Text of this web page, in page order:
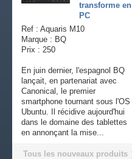
transforme en
PC
Ref : Aquaris M10
Marque : BQ
Prix : 250
En juin dernier, l'espagnol BQ
lançait, en partenariat avec
Canonical, le premier
smartphone tournant sous l'OS
Ubuntu. Il récidive aujourd'hui
dans le domaine des tablettes
en annonçant la mise...
Tous les nouveaux produits